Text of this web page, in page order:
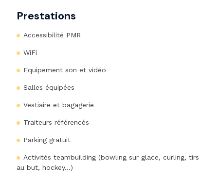
Prestations
Accessibilité PMR
WiFi
Equipement son et vidéo
Salles équipées
Vestiaire et bagagerie
Traiteurs référencés
Parking gratuit
Activités teambuilding (bowling sur glace, curling, tirs
au but, hockey...)